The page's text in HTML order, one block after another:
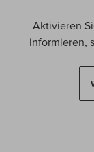
Aktivieren
informieren,